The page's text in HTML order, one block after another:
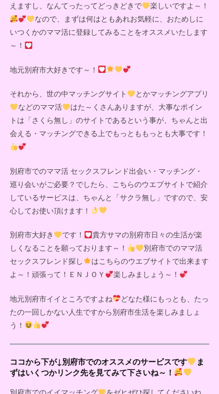
えますし、なんてったってどっきどきで
楽しいですよ～！
なので、まずは何はともあれお気軽に、おためしに
いつくかのママ活に登録してみることをオススメいたします
～！
地元別府市大好きです～！
それから、世の中マッチングサイト
とかマッチングアプリ
などのママ活
はた～くさんありますが、大事なポイン
トは「さくら無し」のサイトであるという事が、ちゃんと出
会える・マッチングできる上でもっとももっとも大事です！
別府市でのママ活 セックスフレンド出会い・マッチング・
巡り会いがご必要？でしたら、こちらのウエブサイトで紹介
しているサービスは、ちゃんと「サクラ無し」ですので、安
心してお使い頂けます！
別府市大好き です！
貴方サマの別府市日々の生活が楽
しくなることを願っております～！
別府市でのママ活
セックスフレンド探し
はこちらのウエブサイトで出来ます
よ～！頑張って！ＥＮＪＯＹ
楽しみましょう～！
地元別府市イイところですよね
どなた様にもっとも、たっ
たの一回しかない人生ですから別府市生活を楽しみましょ
う！
ココから下が↓別府市でのオススメのサービスです
ま
ずはいくつかリンク先を見てみて下さいね～！